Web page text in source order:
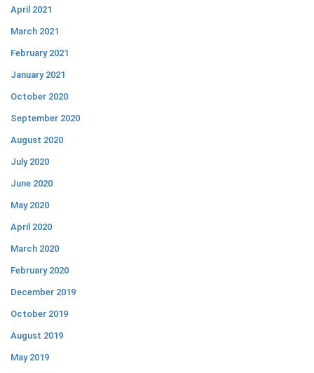
April 2021
March 2021
February 2021
January 2021
October 2020
September 2020
August 2020
July 2020
June 2020
May 2020
April 2020
March 2020
February 2020
December 2019
October 2019
August 2019
May 2019